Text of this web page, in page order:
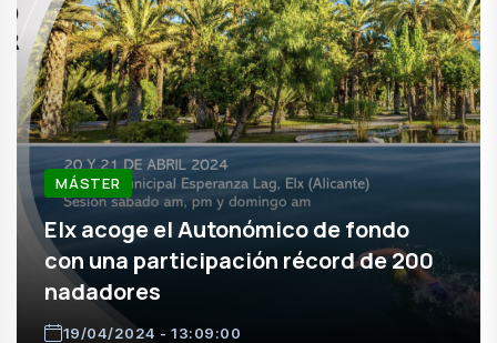
MÁSTER
Elx acoge el Autonómico de fondo
con una participación récord de 200
nadadores
19/04/2024 - 13:09:00